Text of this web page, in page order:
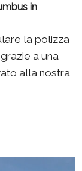
in
la polizza
a una
alla nostra